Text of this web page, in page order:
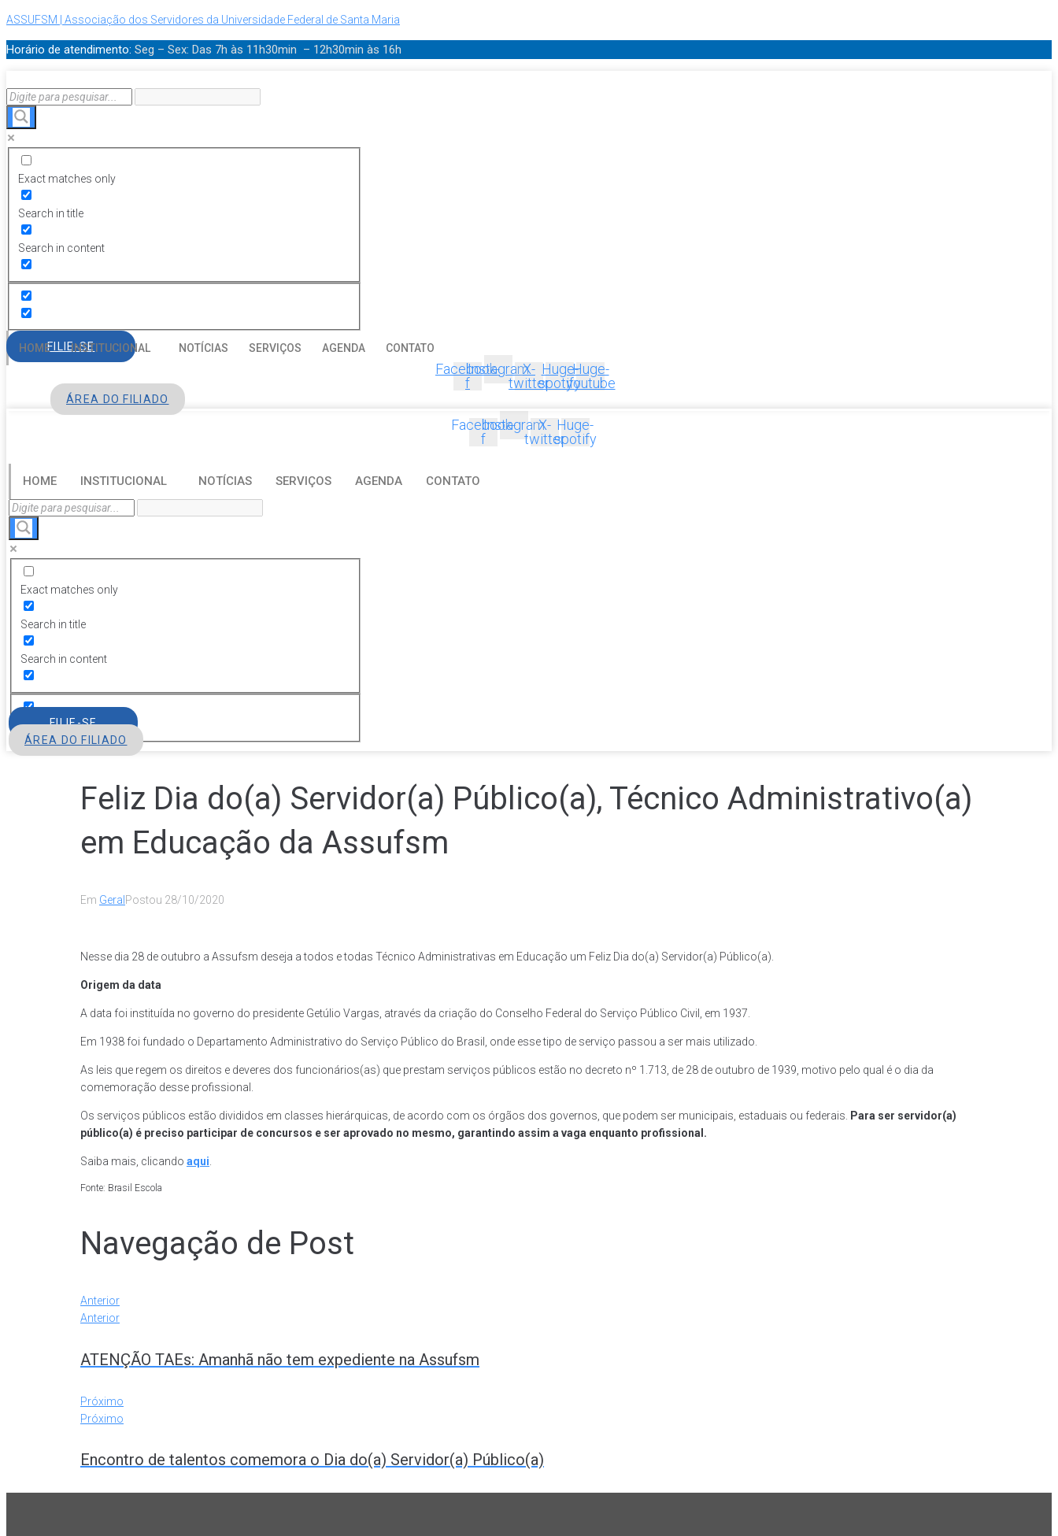
ASSUFSM | Associação dos Servidores da Universidade Federal de Santa Maria
Horário de atendimento: Seg – Sex: Das 7h às 11h30min – 12h30min às 16h
Exact matches only
Search in title
Search in content
HOME INSTITUCIONAL NOTÍCIAS SERVIÇOS AGENDA CONTATO
FILIE-SE
Facebook-
f
InstagramX-
twitter
Huge-
spotify
Huge-
youtube
ÁREA DO FILIADO
Facebook-
f
InstagramX-
twitter
Huge-
spotify
HOME INSTITUCIONAL NOTÍCIAS SERVIÇOS AGENDA CONTATO
Exact matches only
Search in title
Search in content
FILIE-SE
ÁREA DO FILIADO
Feliz Dia do(a) Servidor(a) Público(a), Técnico Administrativo(a)
em Educação da Assufsm
Em Geral Postou 28/10/2020
Nesse dia 28 de outubro a Assufsm deseja a todos e todas Técnico Administrativas em Educação um Feliz Dia do(a) Servidor(a) Público(a).
Origem da data
A data foi instituída no governo do presidente Getúlio Vargas, através da criação do Conselho Federal do Serviço Público Civil, em 1937.
Em 1938 foi fundado o Departamento Administrativo do Serviço Público do Brasil, onde esse tipo de serviço passou a ser mais utilizado.
As leis que regem os direitos e deveres dos funcionários(as) que prestam serviços públicos estão no decreto nº 1.713, de 28 de outubro de 1939, motivo pelo qual é o dia da
comemoração desse profissional.
Os serviços públicos estão divididos em classes hierárquicas, de acordo com os órgãos dos governos, que podem ser municipais, estaduais ou federais.
Para ser servidor(a)
público(a) é preciso participar de concursos e ser aprovado no mesmo, garantindo assim a vaga enquanto profissional.
Saiba mais, clicando aqui
Fonte: Brasil Escola
Navegação de Post
Anterior
Anterior
ATENÇÃO TAEs: Amanhã não tem expediente na Assufsm
Próximo
Próximo
Encontro de talentos comemora o Dia do(a) Servidor(a) Público(a)